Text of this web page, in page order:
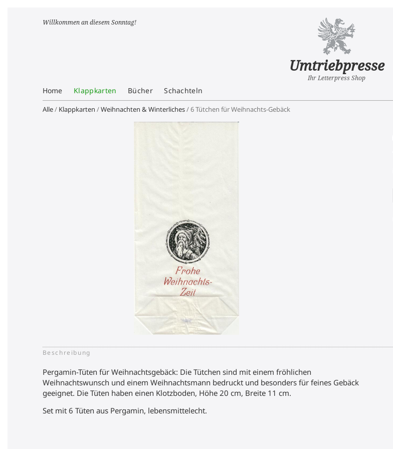
Willkommen an diesem Sonntag!
Umtriebpresse
Ihr Letterpress Shop
Home Klappkarten Bücher Schachteln
Alle/ Klappkarten /Weihnachten & Winterliches/ 6 Tütchen für Weihnachts-Gebäck
Beschreibung
Pergamin-Tüten für Weihnachtsgebäck: Die Tütchen sind mit einem fröhlichen
Weihnachtswunsch und einem Weihnachtsmann bedruckt und besonders für feines Gebäck
geeignet. Die Tüten haben einen Klotzboden, Höhe 20 cm, Breite 11 cm.
Set mit 6 Tüten aus Pergamin, lebensmittelecht.